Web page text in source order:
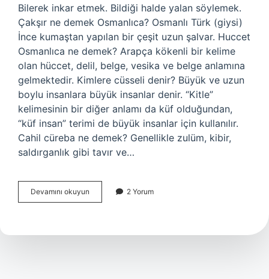
Bilerek inkar etmek. Bildiği halde yalan söylemek.
Çakşır ne demek Osmanlıca? Osmanlı Türk (giysi)
İnce kumaştan yapılan bir çeşit uzun şalvar. Huccet
Osmanlıca ne demek? Arapça kökenli bir kelime
olan hüccet, delil, belge, vesika ve belge anlamına
gelmektedir. Kimlere cüsseli denir? Büyük ve uzun
boylu insanlara büyük insanlar denir. “Kitle”
kelimesinin bir diğer anlamı da küf olduğundan,
“küf insan” terimi de büyük insanlar için kullanılır.
Cahil cüreba ne demek? Genellikle zulüm, kibir,
saldırganlık gibi tavır ve…
Devamını okuyun
Ne
2 Yorum